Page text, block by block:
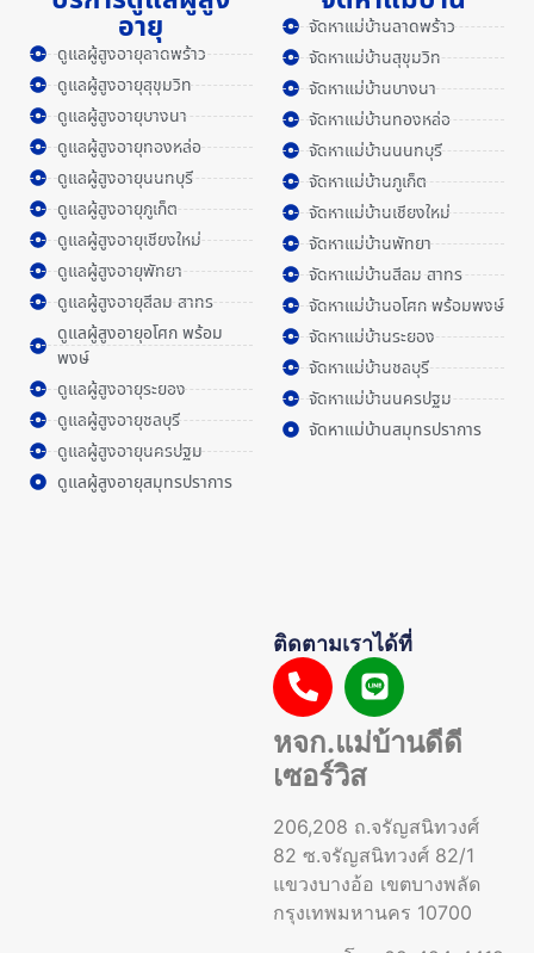
อายุ
ดูแลผู้สูงอายุลาดพร้าว
ดูแลผู้สูงอายุสุขุมวิท
ดูแลผู้สูงอายุบางนา
ดูแลผู้สูงอายุทองหล่อ
ดูแลผู้สูงอายุนนทบุรี
ดูแลผู้สูงอายุภูเก็ต
ดูแลผู้สูงอายุเชียงใหม่
ดูแลผู้สูงอายุพัทยา
ดูแลผู้สูงอายุสีลม สาทร
ดูแลผู้สูงอายุอโศก พร้อม
พงษ์
ดูแลผู้สูงอายุระยอง
ดูแลผู้สูงอายุชลบุรี
ดูแลผู้สูงอายุนครปฐม
ดูแลผู้สูงอายุสมุทรปราการ
จัดหาแม่บ้านลาดพร้าว
จัดหาแม่บ้านสุขุมวิท
จัดหาแม่บ้านบางนา
จัดหาแม่บ้านทองหล่อ
จัดหาแม่บ้านนนทบุรี
จัดหาแม่บ้านภูเก็ต
จัดหาแม่บ้านเชียงใหม่
จัดหาแม่บ้านพัทยา
จัดหาแม่บ้านสีลม สาทร
จัดหาแม่บ้านอโศก พร้อมพงษ์
จัดหาแม่บ้านระยอง
จัดหาแม่บ้านชลบุรี
จัดหาแม่บ้านนครปฐม
จัดหาแม่บ้านสมุทรปราการ
ติดตามเราได้ที่
หจก.แม่บ้านดีดี
เซอร์วิส
206,208 ถ.จรัญสนิทวงศ์
82 ซ.จรัญสนิทวงศ์ 82/1
แขวงบางอ้อ เขตบางพลัด
กรุงเทพมหานคร 10700